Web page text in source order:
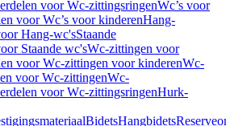
voor Wc-zittingsringenWc’s voor
voor Wc’s voor kinderenHang-
Hang-wc'sStaande
Staande wc'sWc-zittingen voor
voor Wc-zittingen voor kinderenWc-
voor Wc-zittingenWc-
voor Wc-zittingsringenHurk-
BidetsHangbidets